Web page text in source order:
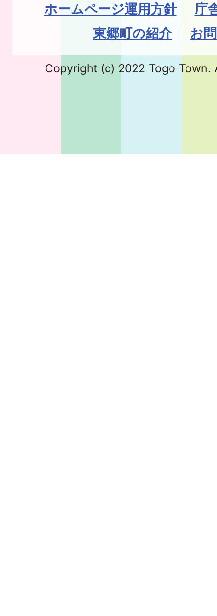
ホームページ運用方針
庁
東郷町の紹介
お
Copyright (c) 2022 Togo Town.